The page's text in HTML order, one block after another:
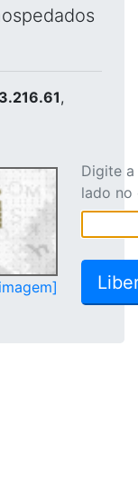
,
Digite
lado no